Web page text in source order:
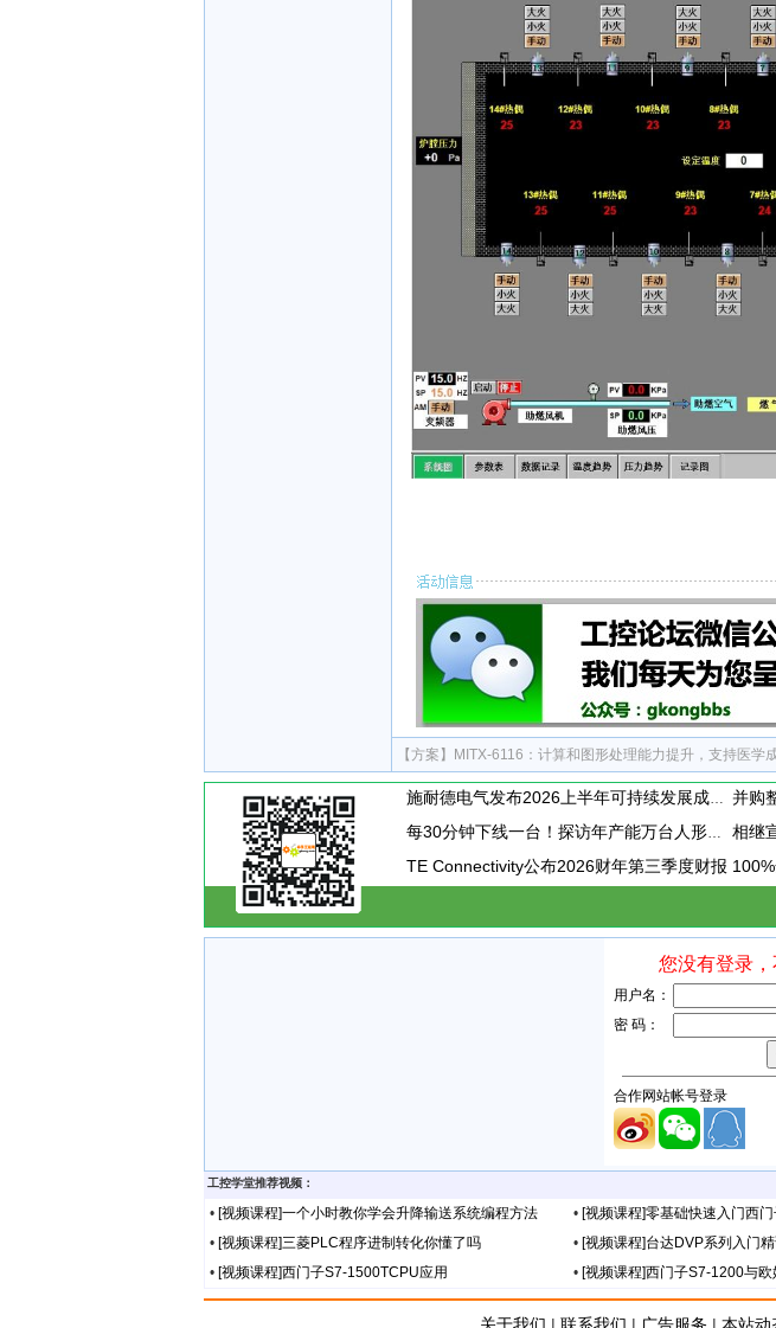
【方案】 MITX-6116：计算和图形处理能力提升，支持医学
TE Connectivity公布2026财年第三季度财报
工控学堂推荐视频：
• [视频课程]一个小时教你学会升降输送系统编程方法 •[视频课程]零基础快速入门西
• [视频课程]三菱PLC程序进制转化你懂了吗 •[视频课程]台达DVP系列入门
• [视频课程]西门子S7-1500TCPU应用 •[视频课程]西门子S7-1200与欧姆
关于我们 | 联系我们 | 广告服务 | 本站动